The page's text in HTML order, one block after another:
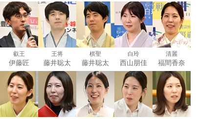
叡王
伊藤匠
王将
藤井聡太
棋聖
藤井聡太
白玲
西山朋佳
清麗
福間香奈